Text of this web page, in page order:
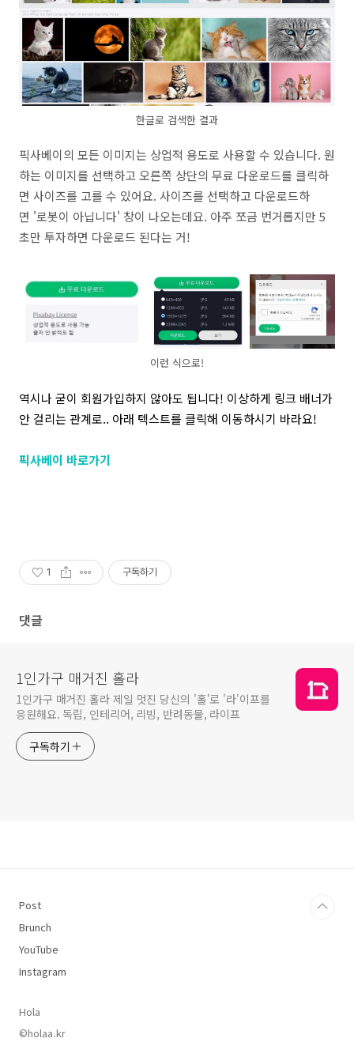
한글로 검색한 결과
픽사베이의 모든 이미지는 상업적 용도로 사용할 수 있습니다. 원
하는 이미지를 선택하고 오른쪽 상단의 무료 다운로드를 클릭하
면 사이즈를 고를 수 있어요. 사이즈를 선택하고 다운로드하
면 '로봇이 아닙니다' 창이 나오는데요. 아주 쪼금 번거롭지만 5
초만 투자하면 다운로드 된다는 거!
이런 식으로!
역시나 굳이 회원가입하지 않아도 됩니다! 이상하게 링크 배너가
안 걸리는 관계로.. 아래 텍스트를 클릭해 이동하시기 바라요!
픽사베이 바로가기
1 구독하기
댓글
1인가구 매거진 홀라
1인가구 매거진 홀라 제일 멋진 당신의 '홀'로 '라'이프를
응원해요. 독립, 인테리어, 리빙, 반려동물, 라이프
구독하기
Post
Brunch
YouTube
Instagram
Hola
©holaa.kr